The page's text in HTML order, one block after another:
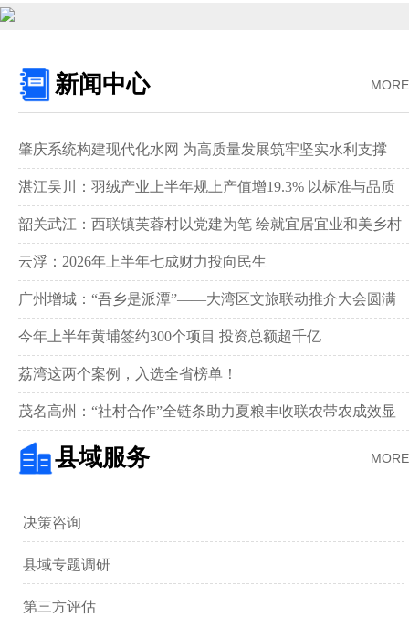
MORE
新闻中心
肇庆系统构建现代化水网 为高质量发展筑牢坚实水利支撑‌
湛江吴川：羽绒产业上半年规上产值增19.3% 以标准与品质
领跑全国赛道‌
韶关武江：西联镇芙蓉村以党建为笔 绘就宜居宜业和美乡村
新画卷‌
云浮：2026年上半年七成财力投向民生
广州增城：“吾乡是派潭”——大湾区文旅联动推介大会圆满
举行
今年上半年黄埔签约300个项目 投资总额超千亿
荔湾这两个案例，入选全省榜单！
茂名高州：“社村合作”全链条助力夏粮丰收联农带农成效显
著‌
MORE
县域服务
决策咨询
县域专题调研
第三方评估